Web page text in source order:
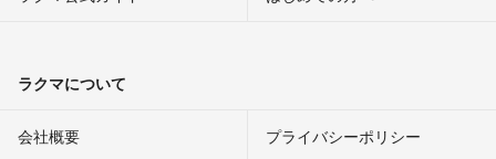
ラクマについて
会社概要 プライバシーポリシー